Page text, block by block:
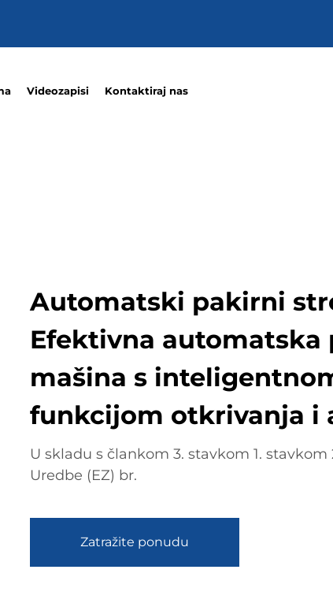
Videozapisi Kontaktiraj nas
Automatski pakirni
Efektivna automatska
mašina s
funkcijom otkrivanja i
U skladu s člankom 3. stavkom 1. stavkom
Uredbe (EZ) br.
Zatražite ponudu